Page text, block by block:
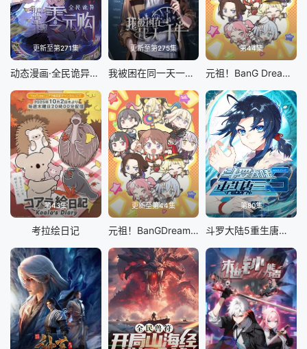
更新至第271集
动态漫画·全民诡异：开局掌握零元购
更新至第275集
我被困在同一天一千年动态漫
第44集
元祖！BanG Dream酱
第43集
考拉绘日记
更新至第44集
元祖！BanGDream酱
第80集
斗罗大陆5重生唐三 动态漫画